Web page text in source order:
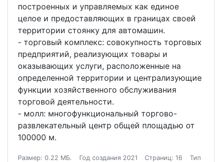
построенных и управляемых как единое
целое и предоставляющих в границах своей
территории стоянку для автомашин.
- торговый комплекс: совокупность торговых
предприятий, реализующих товары и
оказывающих услуги, расположенные на
определенной территории и централизующие
функции хозяйственного обслуживания
торговой деятельности.
- молл: многофункциональный торгово-
развлекательный центр общей площадью от
100000 м.
Размер: 0.22 МБ. Год создания 2021 Страниц: 16
Тип